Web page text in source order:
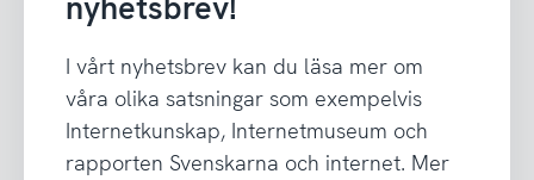
I vårt nyhetsbrev kan du läsa mer om
våra olika satsningar som exempelvis
Internetkunskap, Internetmuseum och
rapporten Svenskarna och internet. Mer